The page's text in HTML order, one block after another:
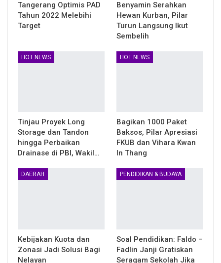
Tangerang Optimis PAD
Tahun 2022 Melebihi
Target
Benyamin Serahkan
Hewan Kurban, Pilar
Turun Langsung Ikut
Sembelih
HOT NEWS
Tinjau Proyek Long
Storage dan Tandon
hingga Perbaikan
Drainase di PBI, Wakil…
HOT NEWS
Bagikan 1000 Paket
Baksos, Pilar Apresiasi
FKUB dan Vihara Kwan
In Thang
DAERAH
Kebijakan Kuota dan
Zonasi Jadi Solusi Bagi
Nelayan
PENDIDIKAN & BUDAYA
Soal Pendidikan: Faldo –
Fadlin Janji Gratiskan
Seragam Sekolah Jika